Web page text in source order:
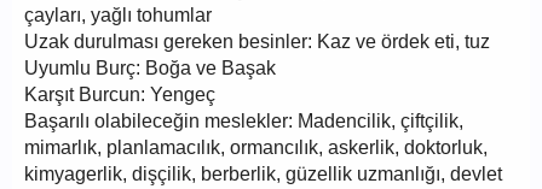
çayları, yağlı tohumlar
Uzak durulması gereken besinler: Kaz ve ördek eti, tuz
Uyumlu Burç: Boğa ve Başak
Karşıt Burcun: Yengeç
Başarılı olabileceğin meslekler: Madencilik, çiftçilik,
mimarlık, planlamacılık, ormancılık, askerlik, doktorluk,
kimyagerlik, dişçilik, berberlik, güzellik uzmanlığı, devlet